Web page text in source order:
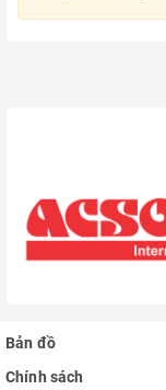
Bản đồ
Chính sách